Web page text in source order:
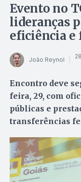
Evento no
lideranças
eficiência e
João Reynol
Encontro deve
feira, 29, com
públicas e
transferências